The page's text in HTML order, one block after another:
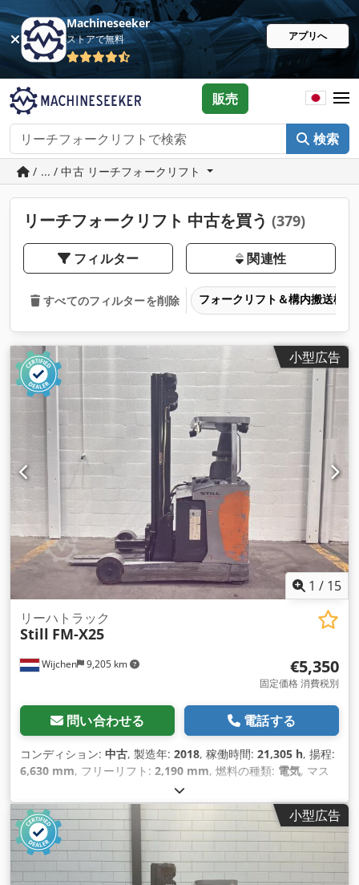
Machineseeker
ストアで無料 アプリへ
検索
販売
/ ... / 中古 リーチフォークリフト
リーチフォークリフト 中古を買う (379)
フィルター 関連性
すべてのフィルターを削除 フォークリフト＆構内搬送機器
小型広告
1 / 15
Wijchen 9,205 km
リーハトラック
Still FM-X25
€5,350
固定価格 消費税別
問い合わせる 電話する
コンディション: 中古, 製造年: 2018, 稼働時間: 21,305 h, 揚程:
6,630 mm, フリーリフト: 2,190 mm, 燃料の種類: 電気, マス
, フォーク長:
800 mm, 全高:2,800 mm, 全長:2,000 mm, 全幅:1,280 mm,
色:シルバー, 小型広告